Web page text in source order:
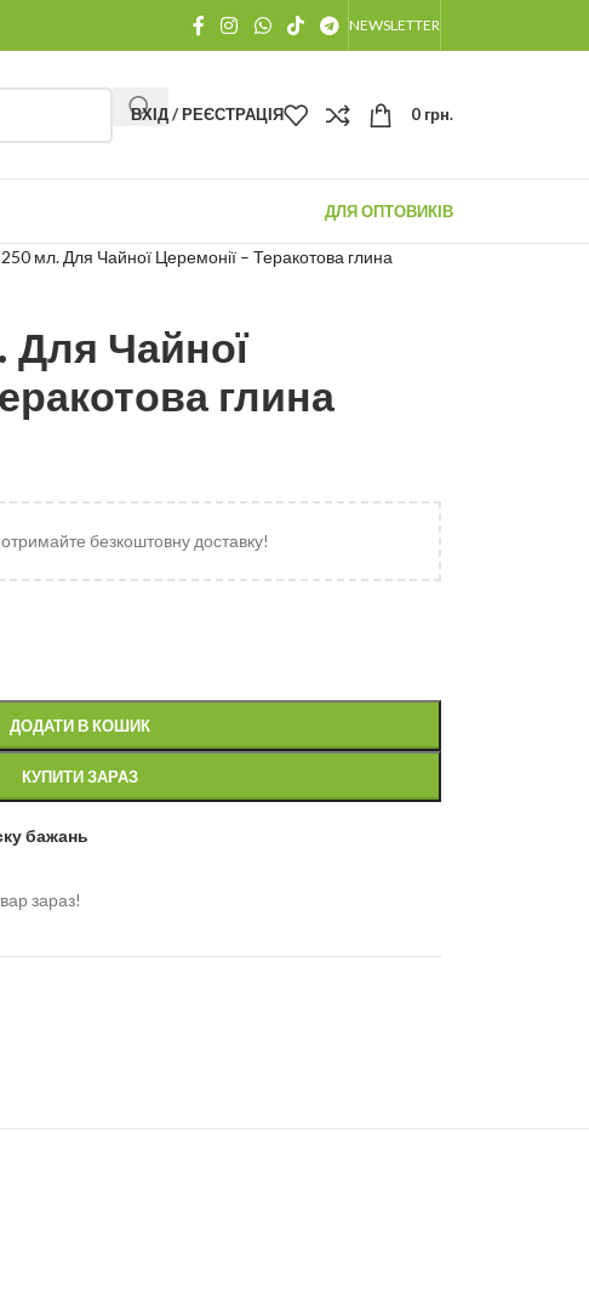
NEWSLETTER
ВХІД / РЕЄСТРАЦІЯ 0 грн.
ДЛЯ ОПТОВИКІВ
мл. Для Чайної Церемонії – Теракотова глина
Чайної
глина
безкоштовну доставку!
ДОДАТИ В КОШИК
КУПИТИ ЗАРАЗ
бажань
зараз!